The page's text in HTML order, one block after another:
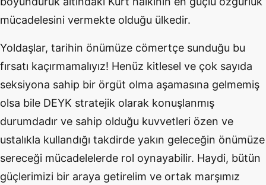
mücadelesini vermekte olduğu ülkedir.
Yoldaşlar, tarihin önümüze cömertçe sunduğu bu
fırsatı kaçırmamalıyız! Henüz kitlesel ve çok sayıda
seksiyona sahip bir örgüt olma aşamasına gelmemiş
olsa bile DEYK stratejik olarak konuşlanmış
durumdadır ve sahip olduğu kuvvetleri özen ve
ustalıkla kullandığı takdirde yakın geleceğin önümüze
sereceği mücadelelerde rol oynayabilir. Haydi, bütün
güçlerimizi bir araya getirelim ve ortak marşımız